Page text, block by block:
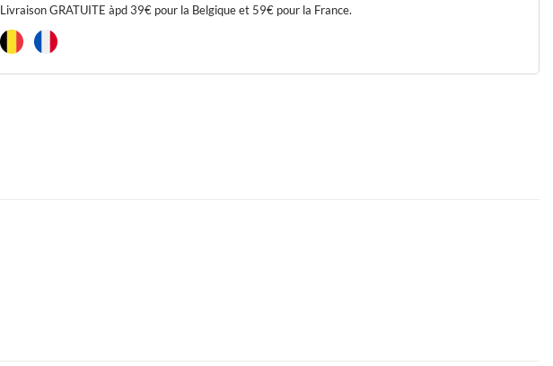
Livraison GRATUITE àpd 39€ pour la Belgique et 59€ pour la France.